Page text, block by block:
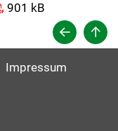
901 kB
Impressum